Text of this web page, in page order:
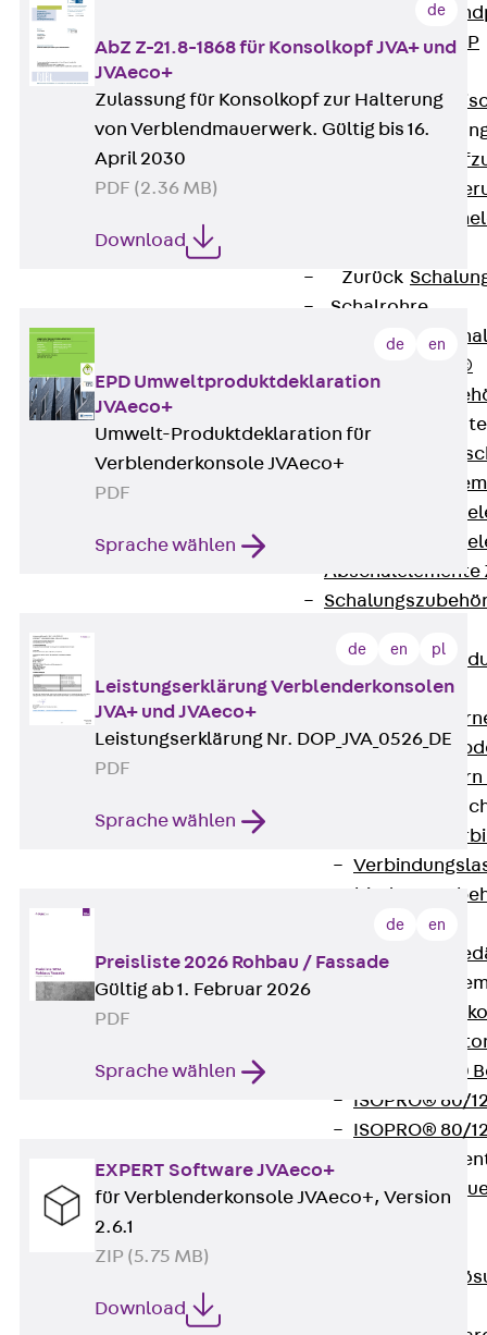
Zurück
Windpost JWP
Zurück
Zurück
Schalrohre
Zurück
RAPIDOBAT®
Schalrohre
Abschalelemente
Zurück
Dorne
Querkraftdorn
Wärmedämmung
Zurück
ISOPRO®
ISOPRO® 120
ISOPRO® 80/
ISOPRO® 80/
Zurück
Digitale
de
AbZ Z-21.8-1868 für Konsolkopf JVA+ und
JVAeco+
Zulassung für Konsolkopf zur Halterung
von Verblendmauerwerk. Gültig bis 16.
April 2030
PDF (2.36 MB)
Download
de en
EPD Umweltproduktdeklaration
JVAeco+
Umwelt-Produktdeklaration für
Verblenderkonsole JVAeco+
PDF
Sprache wählen
de en pl
Leistungserklärung Verblenderkonsolen
JVA+ und JVAeco+
Leistungserklärung Nr. DOP_JVA_0526_DE
PDF
Sprache wählen
de en
Preisliste 2026 Rohbau / Fassade
Gültig ab 1. Februar 2026
PDF
Sprache wählen
EXPERT Software JVAeco+
für Verblenderkonsole JVAeco+, Version
2.6.1
ZIP (5.75 MB)
Download